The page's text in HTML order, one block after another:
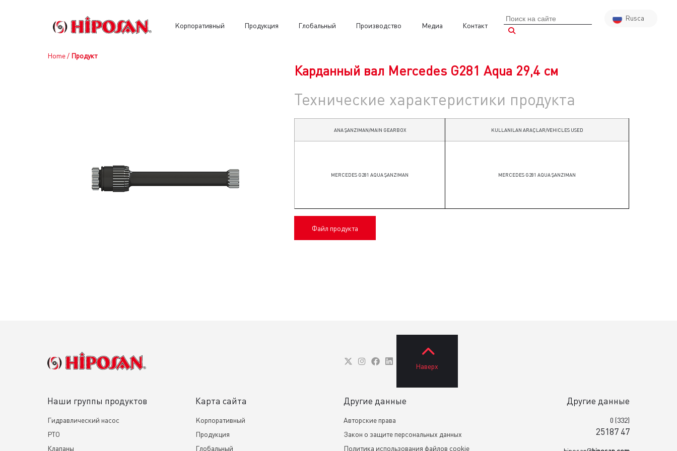
Kорпоративный Продукция Глобальный Производство Медиа Контакт
Rusca
Home/ Продукт
Карданный вал Mercedes G281 Aqua 29,4 см
Технические характеристики продукта
ANA ŞANZIMAN/MAIN GEARBOX KULLANILAN ARAÇLAR/VEHICLES USED
MERCEDES G281 AQUA ŞANZIMAN MERCEDES G281 AQUA ŞANZIMAN
Файл продукта
Наверх
Наши группы продуктов
Гидравлический насос
PTO
Клапаны
Карта сайта
Kорпоративный
Продукция
Глобальный
Другие данные
Авторские права
Закон о защите персональных данных
Политика использования файлов cookie
Другие данные
0 (332)
25187 47